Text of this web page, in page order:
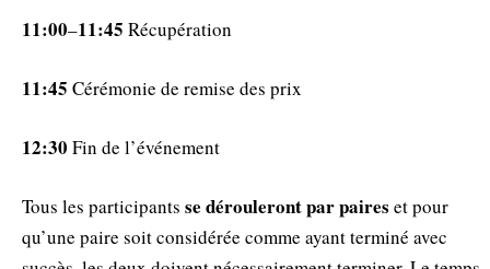
11:00–11:45 Récupération
11:45 Cérémonie de remise des prix
12:30 Fin de l’événement
Tous les participants se dérouleront par paires et pour
qu’une paire soit considérée comme ayant terminé avec